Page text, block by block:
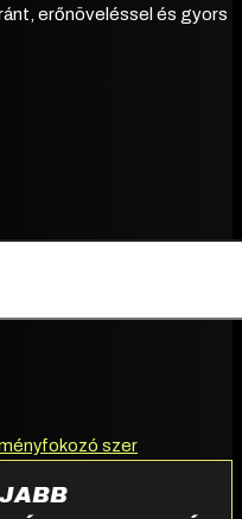
erőnöveléssel és gyors
szer